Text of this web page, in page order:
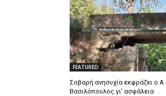
FEATURED
Σοβαρή ανησυχία εκφράζει ο Α.
Βασιλόπουλος γι’ ασφάλεια